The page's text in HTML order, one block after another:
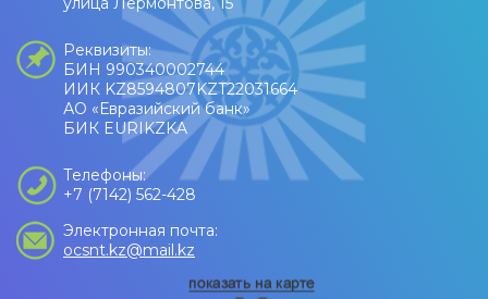
Реквизиты:
БИН 990340002744
ИИК KZ8594807KZT22031664
АО «Евразийский банк»
БИК EURIKZKA
Телефоны:
+7 (7142) 562-428
Электронная почта:
ocsnt.kz@mail.kz